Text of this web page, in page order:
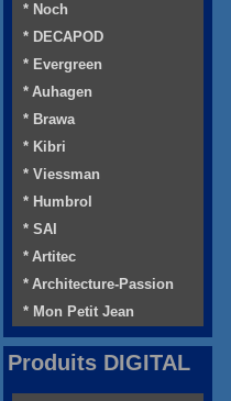
* Noch
* DECAPOD
* Evergreen
* Auhagen
* Brawa
* Kibri
* Viessman
* Humbrol
* SAI
* Artitec
* Architecture-Passion
* Mon Petit Jean
Produits DIGITAL